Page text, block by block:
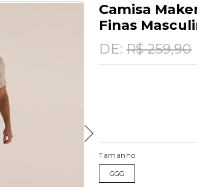
Camisa
Finas
DE:R$ 259,90
Tamanho
GGG